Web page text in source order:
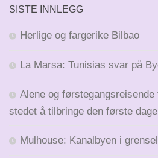
SISTE INNLEGG
Herlige og fargerike Bilbao
La Marsa: Tunisias svar på
Alene og
stedet å tilbringe den første
Mulhouse: Kanalbyen i